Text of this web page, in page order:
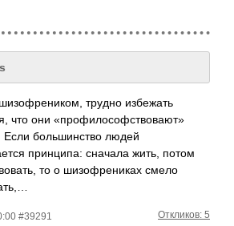
трудно избежать
что они «профилософствов­ают»
Если большинство людей
принципа: сначала жить, потом
то о шизофрениках смело
#39291 Откликов: 5